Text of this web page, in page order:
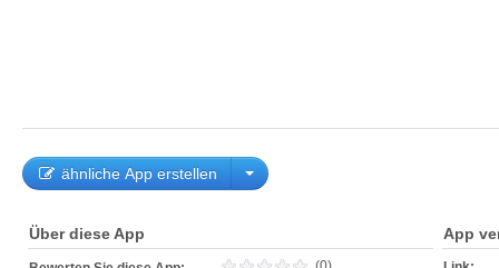
ähnliche App erstellen
Über diese App App